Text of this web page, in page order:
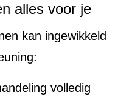
alles voor je
kan ingewikkeld
volledig